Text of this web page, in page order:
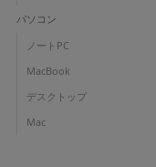
パソコン
ノートPC
MacBook
デスクトップ
Mac